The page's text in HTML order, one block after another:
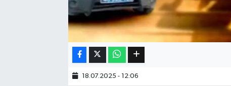
18.07.2025 - 12:06
Kültür & Sanat